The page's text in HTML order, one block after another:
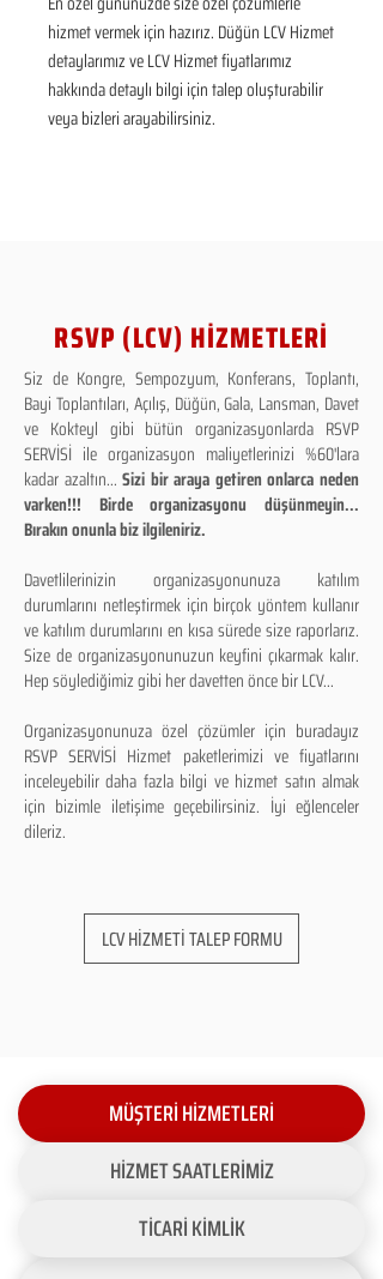
hizmet vermek için hazırız. Düğün LCV Hizmet
detaylarımız ve LCV Hizmet fiyatlarımız
hakkında detaylı bilgi için talep oluşturabilir
veya bizleri arayabilirsiniz.
RSVP (LCV) HİZMETLERİ
Siz de Kongre, Sempozyum, Konferans, Toplantı,
Bayi Toplantıları, Açılış, Düğün, Gala, Lansman, Davet
ve Kokteyl gibi bütün organizasyonlarda RSVP
SERVİSİ ile organizasyon maliyetlerinizi %60'lara
kadar azaltın...Sizi bir araya getiren onlarca neden
varken!!! Birde organizasyonu düşünmeyin...
Bırakın onunla biz ilgileniriz.
Davetlilerinizin organizasyonunuza katılım
durumlarını netleştirmek için birçok yöntem kullanır
ve katılım durumlarını en kısa sürede size raporlarız.
Size de organizasyonunuzun keyfini çıkarmak kalır.
Hep söylediğimiz gibi her davetten önce bir LCV...
Organizasyonunuza özel çözümler için buradayız
RSVP SERVİSİ Hizmet paketlerimizi ve fiyatlarını
inceleyebilir daha fazla bilgi ve hizmet satın almak
için bizimle iletişime geçebilirsiniz. İyi eğlenceler
dileriz.
LCV HİZMETİ TALEP FORMU
MÜŞTERİ HİZMETLERİ
HİZMET SAATLERİMİZ
TİCARİ KİMLİK